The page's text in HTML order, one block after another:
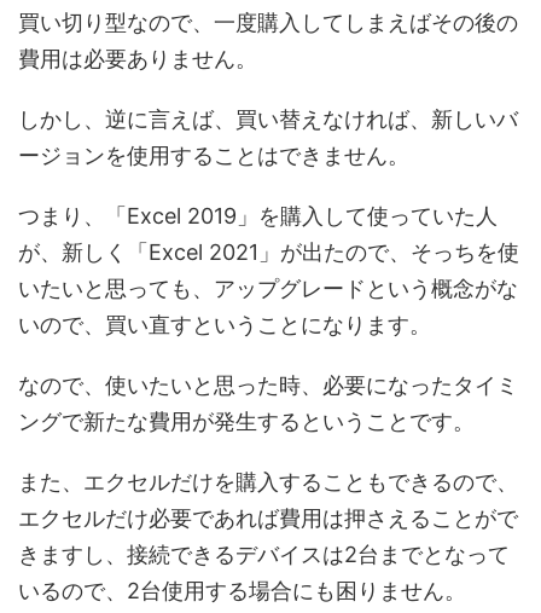
買い切り型なので、一度購入してしまえばその後の
費用は必要ありません。
しかし、逆に言えば、買い替えなければ、新しいバ
ージョンを使用することはできません。
つまり、「Excel 2019」を購入して使っていた人
が、新しく「Excel 2021」が出たので、そっちを使
いたいと思っても、アップグレードという概念がな
いので、買い直すということになります。
なので、使いたいと思った時、必要になったタイミ
ングで新たな費用が発生するということです。
また、エクセルだけを購入することもできるので、
エクセルだけ必要であれば費用は押さえることがで
きますし、接続できるデバイスは2台までとなって
いるので、2台使用する場合にも困りません。